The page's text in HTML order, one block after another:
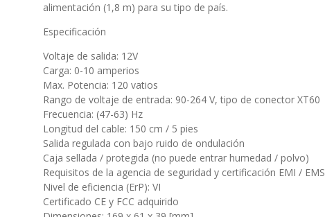
alimentación (1,8 m) para su tipo de país.
Especificación
Voltaje de salida: 12V
Carga: 0-10 amperios
Max. Potencia: 120 vatios
Rango de voltaje de entrada: 90-264 V, tipo de conector XT60
Frecuencia: (47-63) Hz
Longitud del cable: 150 cm / 5 pies
Salida regulada con bajo ruido de ondulación
Caja sellada / protegida (no puede entrar humedad / polvo)
Requisitos de la agencia de seguridad y certificación EMI / EMS
Nivel de eficiencia (ErP): VI
Certificado CE y FCC adquirido